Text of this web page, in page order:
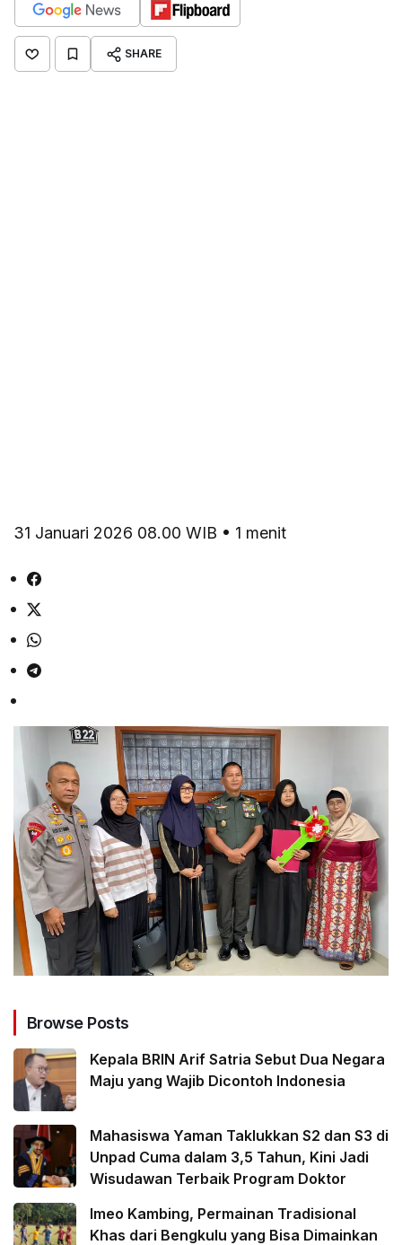
SHARE
31 Januari 2026 08.00 WIB • 1 menit
Browse Posts
Kepala BRIN Arif Satria Sebut Dua Negara
Maju yang Wajib Dicontoh Indonesia
Mahasiswa Yaman Taklukkan S2 dan S3 di
Unpad Cuma dalam 3,5 Tahun, Kini Jadi
Wisudawan Terbaik Program Doktor
Imeo Kambing, Permainan Tradisional
Khas dari Bengkulu yang Bisa Dimainkan